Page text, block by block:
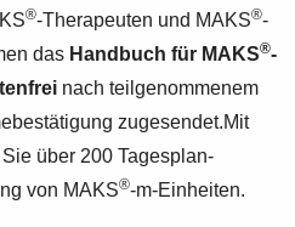
®-Therapeuten und MAKS®-
das Handbuch für MAKS®-
nach teilgenommenem
zugesendet.Mit
über 200 Tagesplan-
von MAKS®-m-Einheiten.